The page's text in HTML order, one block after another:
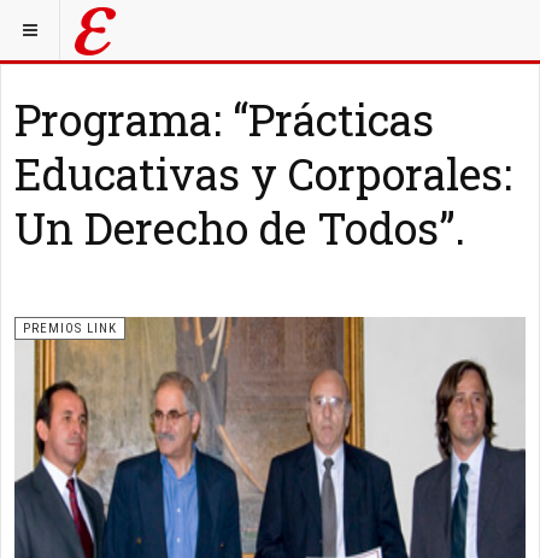
Programa: “Prácticas
Educativas y Corporales:
Un Derecho de Todos”.
PREMIOS LINK